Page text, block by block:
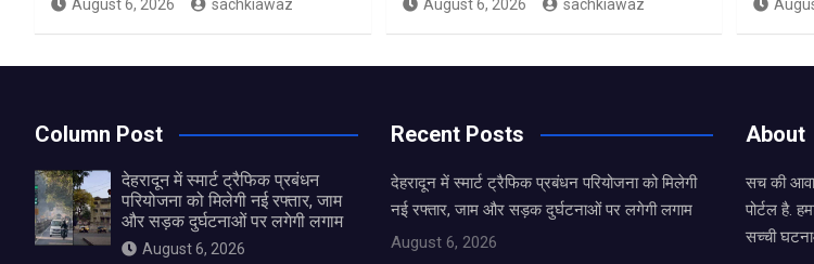
August 6, 2026 sachkiawaz August 6, 2026 sachkiawaz
Column Post
देहरादून में स्मार्ट ट्रैफिक प्रबंधन
परियोजना को मिलेगी नई रफ्तार, जाम
और सड़क दुर्घटनाओं पर लगेगी लगाम
August 6, 2026
Recent Posts
देहरादून में स्मार्ट ट्रैफिक प्रबंधन परियोजना को मिलेगी
नई रफ्तार, जाम और सड़क दुर्घटनाओं पर लगेगी लगाम
August 6, 2026
About
सच की
पोर्टल है.
सच्ची